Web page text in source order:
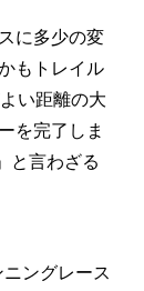
に多少の変
もトレイル
い距離の大
を完了しま
と言わざる
ングレース